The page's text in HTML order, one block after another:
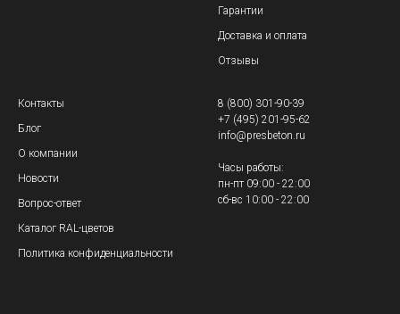
Гарантии
Доставка и оплата
Отзывы
Контакты
Блог
О компании
Новости
Вопрос-ответ
Каталог RAL-цветов
Политика конфиденциальности
8 (800) 301-90-39
+7 (495) 201-95-62
info@presbeton.ru
Часы работы:
пн-пт 09:00 - 22:00
сб-вс 10:00 - 22:00